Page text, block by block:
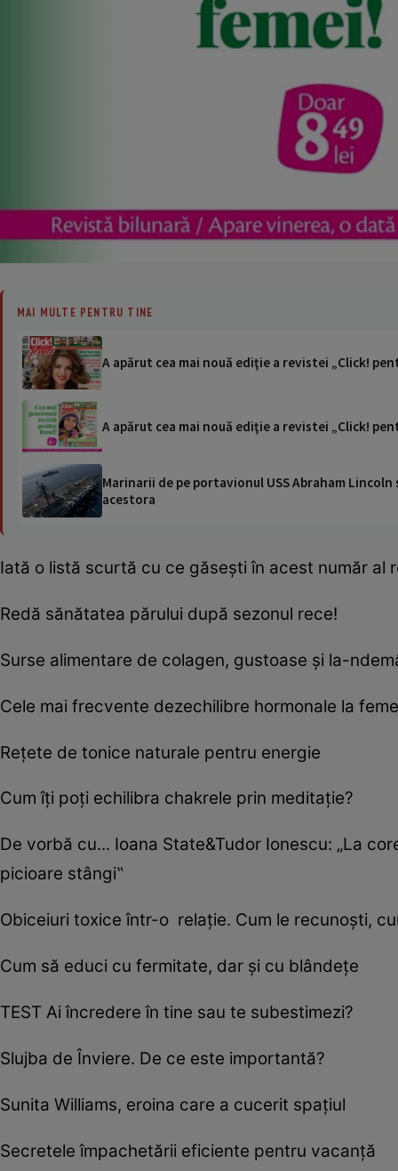
MAI MULTE PENTRU TINE
A apărut cea mai nouă ediţie a revistei „Click!
A apărut cea mai nouă ediţie a revistei „Click!
Marinarii de pe portavionul USS Abraham
acestora
Iată o listă scurtă cu ce găsești în acest număr al
Redă sănătatea părului după sezonul rece!
Surse alimentare de colagen, gustoase și la-
Cele mai frecvente dezechilibre hormonale la
Reţete de tonice naturale pentru energie
Cum îţi poţi echilibra chakrele prin meditaţie?
De vorbă cu... Ioana State&Tudor Ionescu: „La
picioare stângi‟
Obiceiuri toxice într-o relație. Cum le recunoști,
Cum să educi cu fermitate, dar şi cu blândeţe
TEST Ai încredere în tine sau te subestimezi?
Slujba de Înviere. De ce este importantă?
Sunita Williams, eroina care a cucerit spațiul
Secretele împachetării eficiente pentru vacanţă